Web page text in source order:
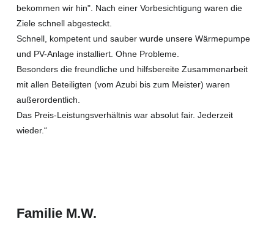
bekommen wir hin". Nach einer Vorbesichtigung waren die
Ziele schnell abgesteckt.
Schnell, kompetent und sauber wurde unsere Wärmepumpe
und PV-Anlage installiert. Ohne Probleme.
Besonders die freundliche und hilfsbereite Zusammenarbeit
mit allen Beteiligten (vom Azubi bis zum Meister) waren
außerordentlich.
Das Preis-Leistungsverhältnis war absolut fair. Jederzeit
wieder.“
Familie M.W.